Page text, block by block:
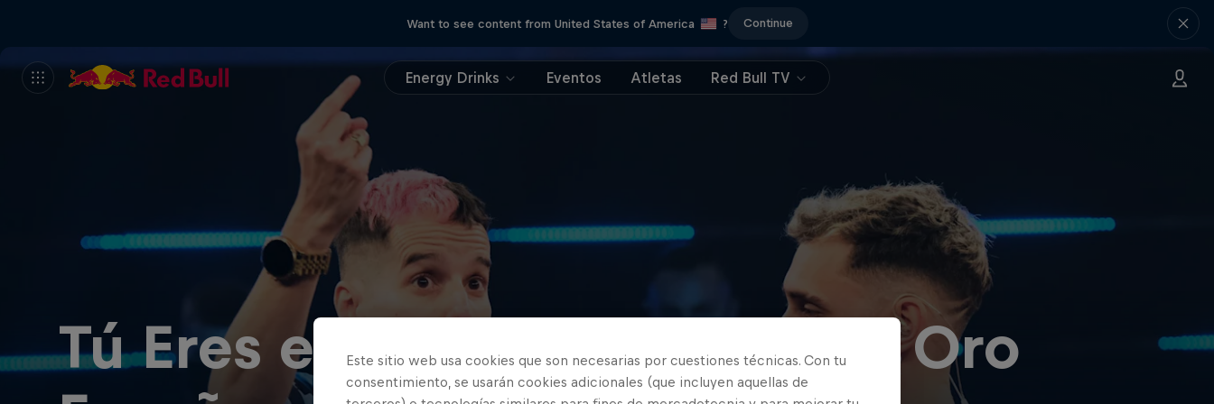
Want to see content from United States of America ? Continue
Energy Drinks Eventos Atletas Red Bull TV
Tú Eres el Juez: Momentos de Oro
Este sitio web usa cookies que son necesarias por cuestiones técnicas. Con tu
consentimiento, se usarán cookies adicionales (que incluyen aquellas de